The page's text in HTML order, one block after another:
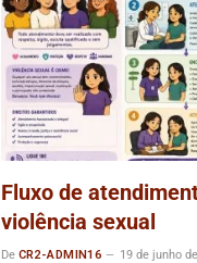
Fluxo de
violência sexual
De CR2-ADMIN16 19 de junho